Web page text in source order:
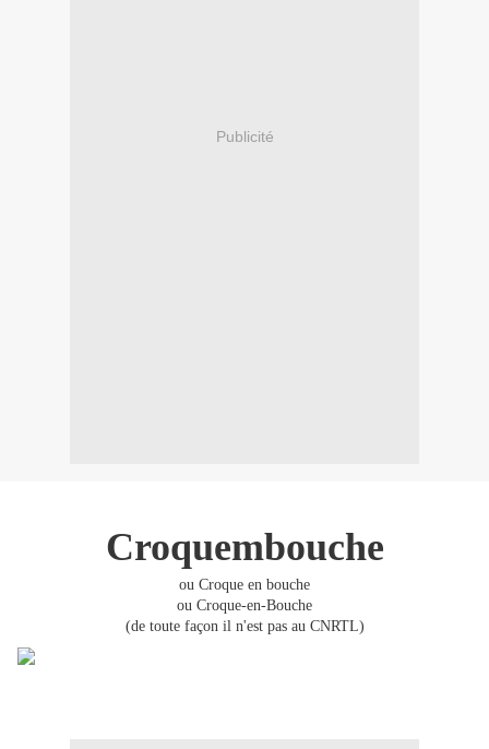
Publicité
Croquembouche
ou Croque en bouche
ou Croque-en-Bouche
(de toute façon il n'est pas au CNRTL)